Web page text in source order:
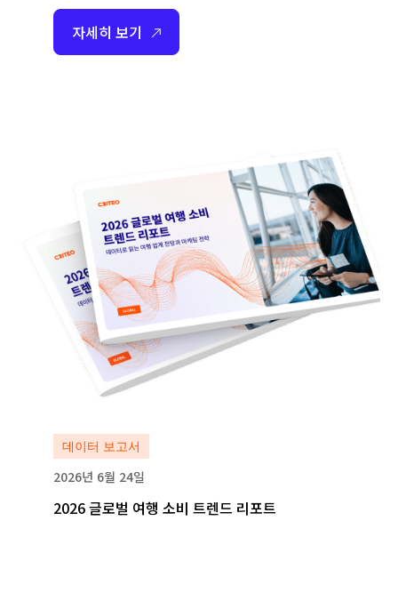
자세히 보기
데이터 보고서
2026년 6월 24일
2026 글로벌 여행 소비 트렌드 리포트